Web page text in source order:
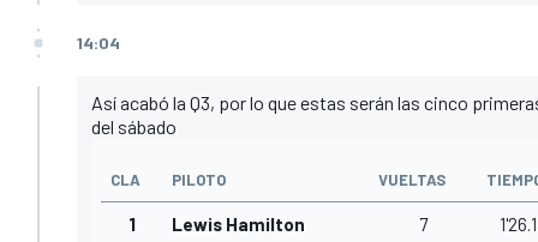
14:04
Así acabó la Q3, por lo que estas serán las cinco
del sábado
CLA PILOTO VUELTAS
1 Lewis Hamilton 7